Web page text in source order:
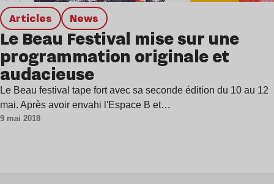
Articles news
Le Beau Festival mise sur une
programmation originale et
audacieuse
Le Beau festival tape fort avec sa seconde édition du 10 au 12
mai. Après avoir envahi l'Espace B et…
9 mai 2018